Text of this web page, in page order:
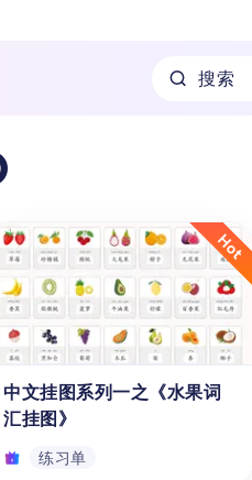
搜索
中文挂图系列一之《水果词
汇挂图》
练习单